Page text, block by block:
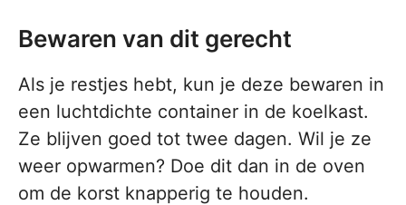
Bewaren van dit gerecht
Als je restjes hebt, kun je deze bewaren in
een luchtdichte container in de koelkast.
Ze blijven goed tot twee dagen. Wil je ze
weer opwarmen? Doe dit dan in de oven
om de korst knapperig te houden.